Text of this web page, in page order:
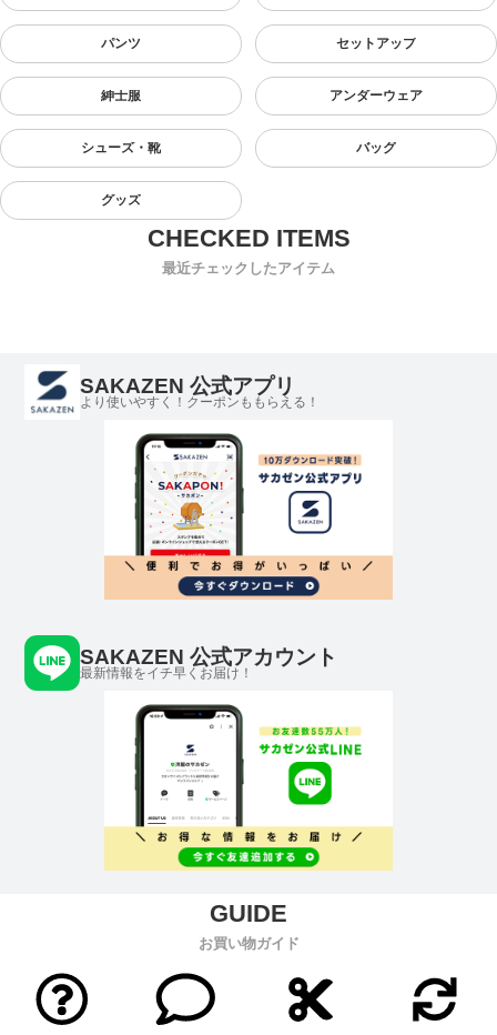
パンツ セットアップ
紳士服 アンダーウェア
シューズ・靴 バッグ
グッズ
最近チェックしたアイテム
SAKAZEN 公式アプリ
より使いやすく！クーポンももらえる！
SAKAZEN 公式アカウント
最新情報をイチ早くお届け！
お買い物ガイド